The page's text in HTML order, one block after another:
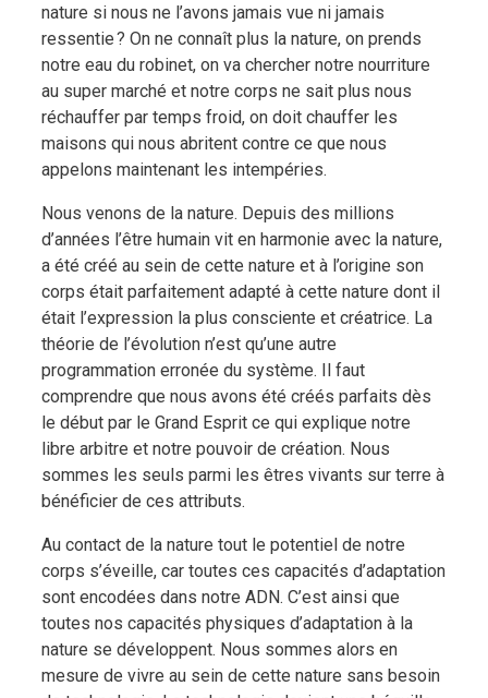
nature si nous ne l’avons jamais vue ni jamais
ressentie ? On ne connaît plus la nature, on prends
notre eau du robinet, on va chercher notre nourriture
au super marché et notre corps ne sait plus nous
réchauffer par temps froid, on doit chauffer les
maisons qui nous abritent contre ce que nous
appelons maintenant les intempéries.
Nous venons de la nature. Depuis des millions
d’années l’être humain vit en harmonie avec la nature,
a été créé au sein de cette nature et à l’origine son
corps était parfaitement adapté à cette nature dont il
était l’expression la plus consciente et créatrice. La
théorie de l’évolution n’est qu’une autre
programmation erronée du système. Il faut
comprendre que nous avons été créés parfaits dès
le début par le Grand Esprit ce qui explique notre
libre arbitre et notre pouvoir de création. Nous
sommes les seuls parmi les êtres vivants sur terre à
bénéficier de ces attributs.
Au contact de la nature tout le potentiel de notre
corps s’éveille, car toutes ces capacités d’adaptation
sont encodées dans notre ADN. C’est ainsi que
toutes nos capacités physiques d’adaptation à la
nature se développent. Nous sommes alors en
mesure de vivre au sein de cette nature sans besoin